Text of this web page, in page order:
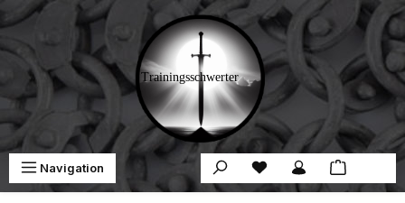
Zum Hauptinhalt springen
Navigation Du hast 0 Produkte auf